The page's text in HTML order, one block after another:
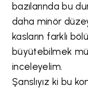
bazılarında bu
daha minör
kasların farklı
büyütebilmek
inceleyelim.
Şanslıyız ki bu